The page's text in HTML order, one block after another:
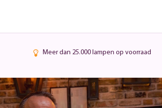
Meer dan 25.000 lampen op voorraad